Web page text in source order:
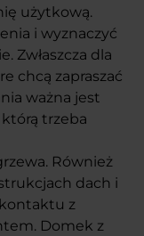
użytkową.
i wyznaczyć
Zwłaszcza dla
chcą zapraszać
ważna jest
trzeba
Również
dach i
z
Domek z